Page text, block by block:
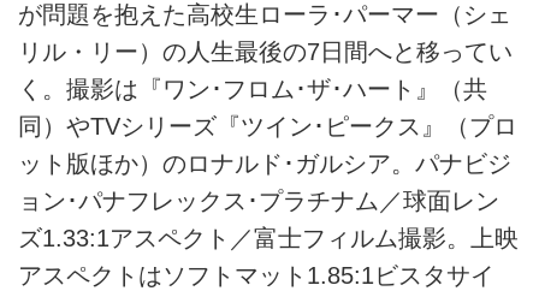
が問題を抱えた高校生ローラ･パーマー（シェ
リル・リー）の人生最後の7日間へと移ってい
く。撮影は『ワン･フロム･ザ･ハート』（共
同）やTVシリーズ『ツイン･ピークス』（プロ
ット版ほか）のロナルド･ガルシア。パナビジ
ョン･パナフレックス･プラチナム／球面レン
ズ1.33:1アスペクト／富士フィルム撮影。上映
アスペクトはソフトマット1.85:1ビスタサイ